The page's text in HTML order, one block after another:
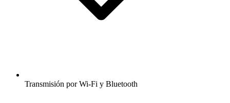
Transmisión por Wi-Fi y Bluetooth